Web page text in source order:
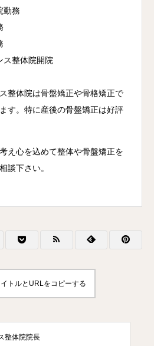
勤務
整体院開院
整体院は骨盤矯正や骨格矯正で
す。特に産後の骨盤矯正は好評
え心を込めて整体や骨盤矯正を
談下さい。
トルとURLをコピーする
整体院院長